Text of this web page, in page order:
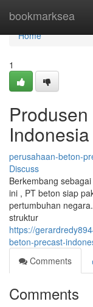
bookmarksea
Home
Home
1
Indonesia
perusahaan-beton-
Discuss
Berkembang
ini , PT beton siap
pertumbuhan
struktur
https://
beton-precast-
Comments
Comments